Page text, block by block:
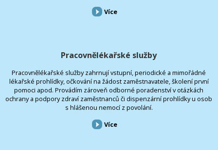
Více
Pracovnělékařské služby
Pracovnělékařské služby zahrnují vstupní, periodické a mimořádné
lékařské prohlídky, očkování na žádost zaměstnavatele, školení první
pomoci apod. Provádím zároveň odborné poradenství v otázkách
ochrany a podpory zdraví zaměstnanců či dispenzární prohlídky u osob
s hlášenou nemocí z povolání.
Více